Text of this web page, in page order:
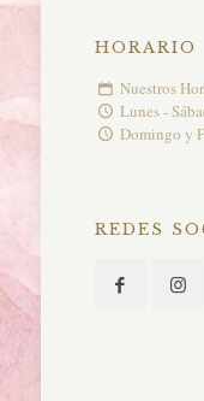
HORARIO
Nuestros
Lunes -
Domingo y
REDES